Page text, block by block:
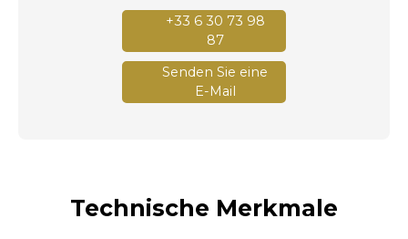
+33 6 30 73 98
87
Senden Sie eine
E-Mail
Technische Merkmale